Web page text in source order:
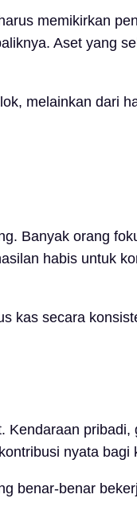
memikirkan
Aset yang
melainkan dari
Banyak orang
habis untuk
kas secara
Kendaraan
nyata
benar-benar